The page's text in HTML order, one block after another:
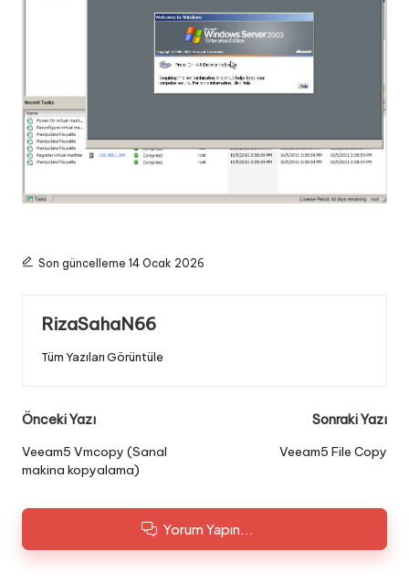
Son güncelleme 14 Ocak 2026
RizaSahaN66
Tüm Yazıları Görüntüle
Post
navigation
Önceki Yazı
Veeam5 Vmcopy (Sanal
makina kopyalama)
Sonraki Yazı
Veeam5 File Copy
Yorum Yapın...